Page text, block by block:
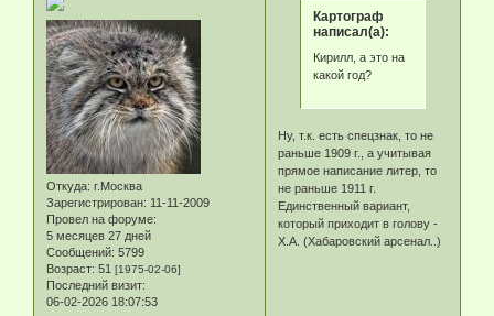
Откуда: г.Москва
Зарегистрирован: 11-11-2009
Провел на форуме:
5 месяцев 27 дней
Сообщений: 5799
Возраст: 51 [1975-02-06]
Последний визит:
06-02-2026 18:07:53
Картограф
написал(а):
Кирилл, а это на
какой год?
Ну, т.к. есть спецзнак, то не
раньше 1909 г., а учитывая
прямое написание литер, то
не раньше 1911 г.
Единственный вариант,
который приходит в голову -
Х.А. (Хабаровский арсенал..)